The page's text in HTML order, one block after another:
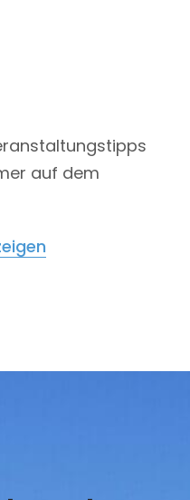
auf dem